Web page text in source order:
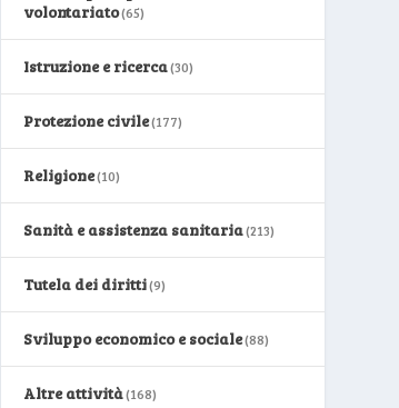
volontariato(65)
Istruzione e ricerca(30)
Protezione civile(177)
Religione(10)
Sanità e assistenza sanitaria(213)
Tutela dei diritti(9)
Sviluppo economico e sociale(88)
Altre attività(168)